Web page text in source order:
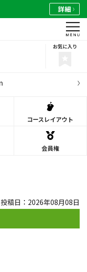
詳細
お気に入り
コースレイアウト
会員権
投稿日：2026年08月08日